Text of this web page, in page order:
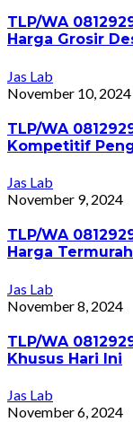
TLP/WA
Harga Grosir
Jas Lab
November 10, 2024
TLP/WA
Kompetitif
Jas Lab
November 9, 2024
TLP/WA
Harga
Jas Lab
November 8, 2024
TLP/WA
Khusus Hari Ini
Jas Lab
November 6, 2024